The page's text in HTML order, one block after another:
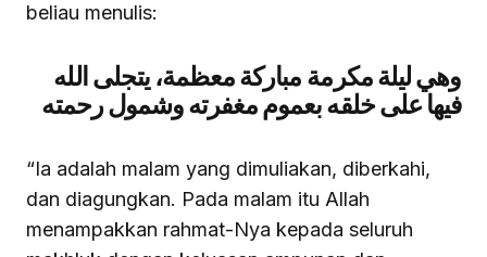
beliau menulis:
وهي ليلة مكرمة مباركةمعظمة، يتجلى الله
فيها على خلقه بعموم مغفرته وشمول رحمته
“Ia adalah malam yang dimuliakan, diberkahi,
dan diagungkan. Pada malam itu Allah
menampakkan rahmat-Nya kepada seluruh